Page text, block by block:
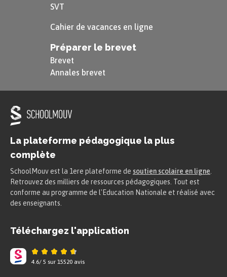
SVT
Cahier de vacances en ligne
Préparer le brevet
Brevet
Annales brevet
La plateforme pédagogique la plus
complète
SchoolMouv est la 1ere plateforme de soutien scolaire en ligne
Retrouvez des milliers de ressources pédagogiques. Tout est
conforme au programme de l'Education Nationale et réalisé avec
des enseignants.
Téléchargez l'application
4.6/ 5 sur 15520 avis